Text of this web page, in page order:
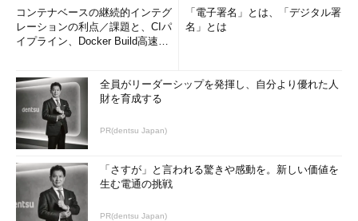
コンテナベースの継続的インテグ
レーションの利点／課題と、CIパ
イプライン、Docker Build高速化
「電子署名」とは、「デジタル署
名」とは
全員がリーダーシップを発揮し、自分より優れた人
財を育成する
PR(dentsu Japan)
「さすが」と言われる驚きや感動を。新しい価値を
生む電通の挑戦
PR(dentsu Japan)